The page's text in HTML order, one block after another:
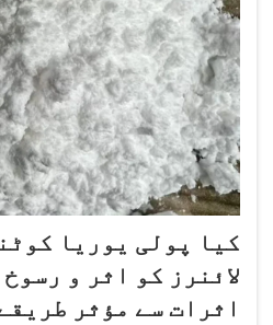
کیا پولی یوریا
لائنرز کو اثر و
اثرات سے مؤثر